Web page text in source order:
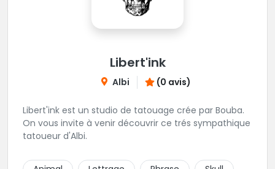
Libert'ink
Albi (0 avis)
Libert'ink est un studio de tatouage crée par Bouba.
On vous invite à venir découvrir ce trés sympathique
tatoueur d'Albi.